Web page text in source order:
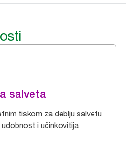
salveta
tiskom za deblju salvetu
i učinkovitija